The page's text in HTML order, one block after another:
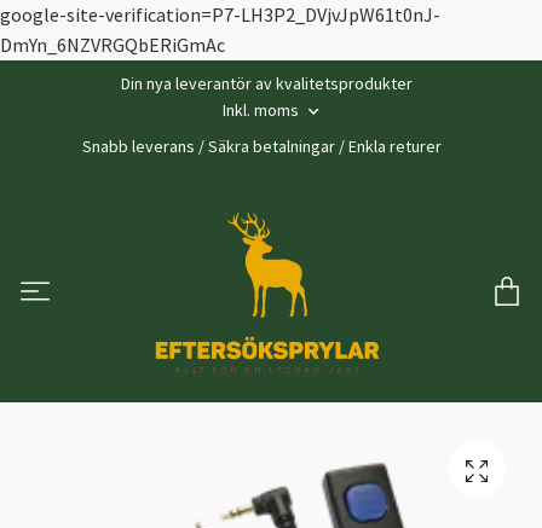
google-site-verification=P7-LH3P2_DVjvJpW61t0nJ-
DmYn_6NZVRGQbERiGmAc
Din nya leverantör av kvalitetsprodukter
Inkl. moms
Snabb leverans / Säkra betalningar / Enkla returer